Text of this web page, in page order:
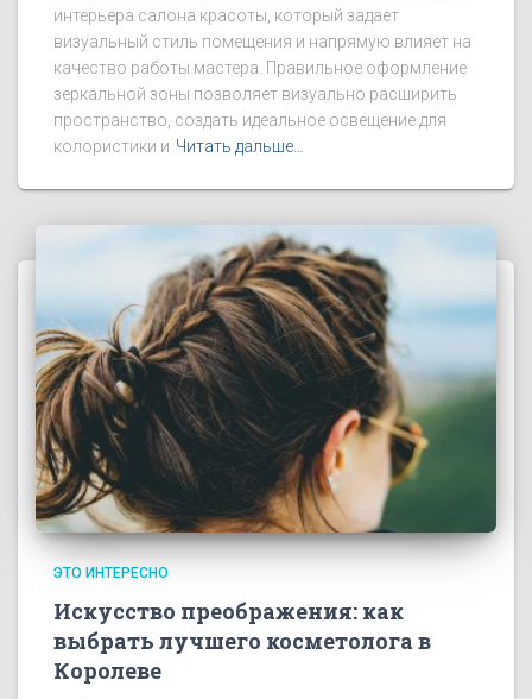
интерьера салона красоты, который задает
визуальный стиль помещения и напрямую влияет на
качество работы мастера. Правильное оформление
зеркальной зоны позволяет визуально расширить
пространство, создать идеальное освещение для
колористики и Читать дальше…
ЭТО ИНТЕРЕСНО
Искусство преображения: как
выбрать лучшего косметолога в
Королеве